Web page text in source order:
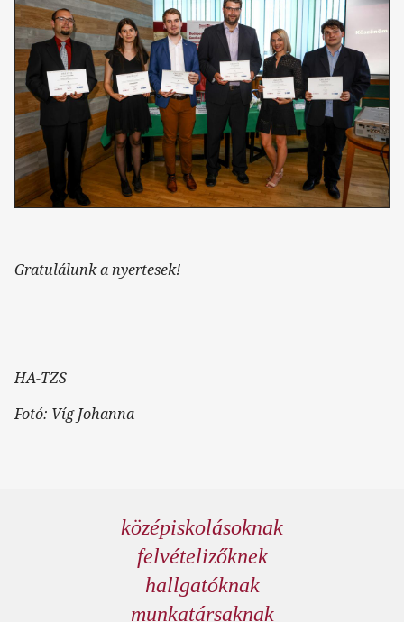
Gratulálunk a nyertesek!
HA-TZS
Fotó: Víg Johanna
középiskolásoknak
felvételizőknek
hallgatóknak
munkatársaknak